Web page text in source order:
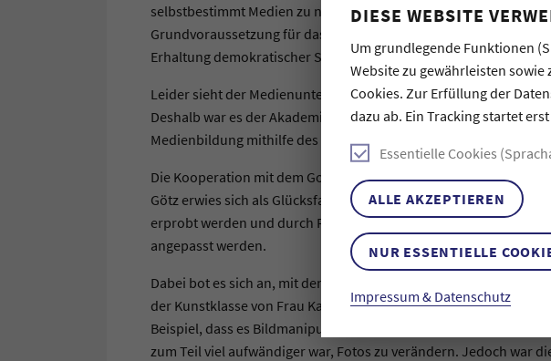
DIESE WEBSITE
Um grundlegende Funktionen
Website zu gewährleisten
Cookies. Zur Erfüllung der
dazu ab. Ein Tracking startet
Essentielle Cookies
ALLE AKZEPTIEREN
NUR ESSENTIELLE
Impressum & Datenschutz
selbstbestimmt Medien zu nutzen. Eine umfassende, breit
Grundvoraussetzung für das Funktionieren gesellschaftlichen
Erhaltung demokratischer Systeme.
Leider sieht der Medienunterricht der Hamburger Schulen diese
Deshalb war es der Akademie für Fotografie ein Anliegen, diese
Medienbildung mithilfe des entwickelten Bildungsformat zu
Die Kooperation mit dem Goethe Gymnasiums und der
Götz erwies sich als Glücksfall. Auf diese Weise konnten die
erprobt werden und durch Rückmeldungen der teilnehmenden
angepasst werden.
Dabei bot es sich an, mit den Kunstklassen des 10. Jahrgangs zu
der Kunstklasse von Frau Kafka waren sehr interessiert und
Beispiel, dass es Bildmanipulation schon seit Beginn der
zum Teil viel aufwändiger war, Fotos zu verändern. Jedoch war